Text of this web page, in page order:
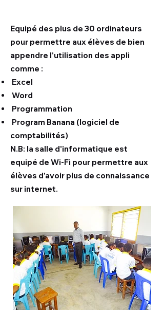
Equipé des plus de 30 ordinateurs
pour permettre aux élèves de bien
appendre l'utilisation des appli
comme :
Excel
Word
Programmation
Program Banana (logiciel de
comptabilités)
N.B: la salle d'informatique est
equipé de Wi-Fi pour permettre aux
élèves d'avoir plus de connaissance
sur internet.